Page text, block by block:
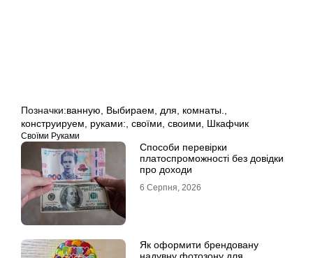
Позначки:ванную Выбираем для комнаты.
конструируем
руками: своїми своими Шкафчик
Своїми Руками
Способи перевірки
платоспроможності без довідки
про доходи
6 Серпня, 2026
Як оформити брендовану
надувну фотозону для